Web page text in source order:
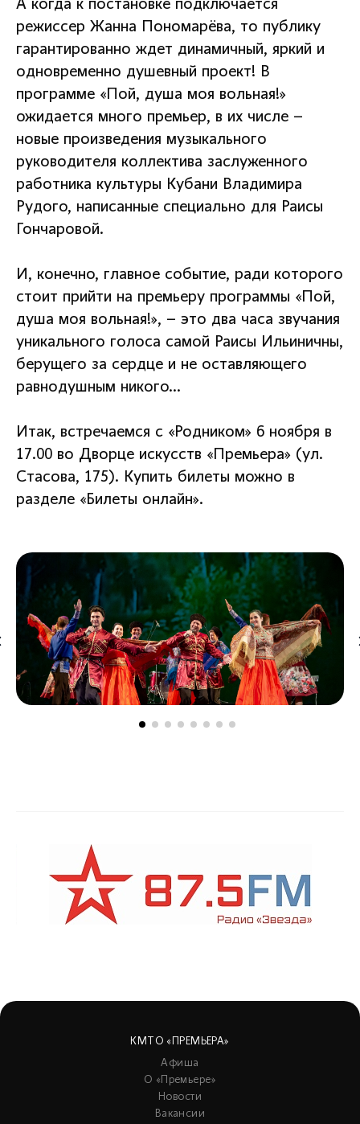
А когда к постановке подключается
режиссер Жанна Пономарёва, то публику
гарантированно ждет динамичный, яркий и
одновременно душевный проект! В
программе «Пой, душа моя вольная!»
ожидается много премьер, в их числе –
новые произведения музыкального
руководителя коллектива заслуженного
работника культуры Кубани Владимира
Рудого, написанные специально для Раисы
Гончаровой.
И, конечно, главное событие, ради которого
стоит прийти на премьеру программы «Пой,
душа моя вольная!», – это два часа звучания
уникального голоса самой Раисы Ильиничны,
берущего за сердце и не оставляющего
равнодушным никого…
Итак, встречаемся с «Родником» 6 ноября в
17.00 во Дворце искусств «Премьера» (ул.
Стасова, 175). Купить билеты можно в
разделе «Билеты онлайн».
КМТО «ПРЕМЬЕРА»
Афиша
О «Премьере»
Новости
Вакансии